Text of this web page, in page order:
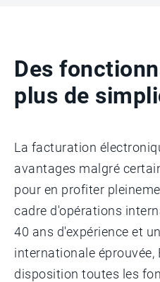
Des
plus de
La facturation
avantages malgré
pour en profiter
cadre d'opérations
40 ans d'expérience et
internationale éprouvée,
disposition toutes les